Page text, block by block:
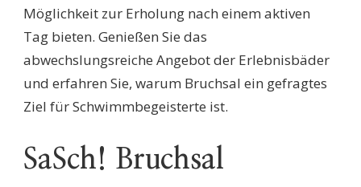
Möglichkeit zur Erholung nach einem aktiven
Tag bieten. Genießen Sie das
abwechslungsreiche Angebot der Erlebnisbäder
und erfahren Sie, warum Bruchsal ein gefragtes
Ziel für Schwimmbegeisterte ist.
SaSch! Bruchsal